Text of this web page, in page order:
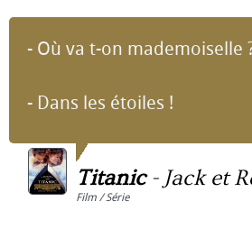
- Où va t-on mademoiselle
- Dans les étoiles !
Titanic- Jack et
Film / Série